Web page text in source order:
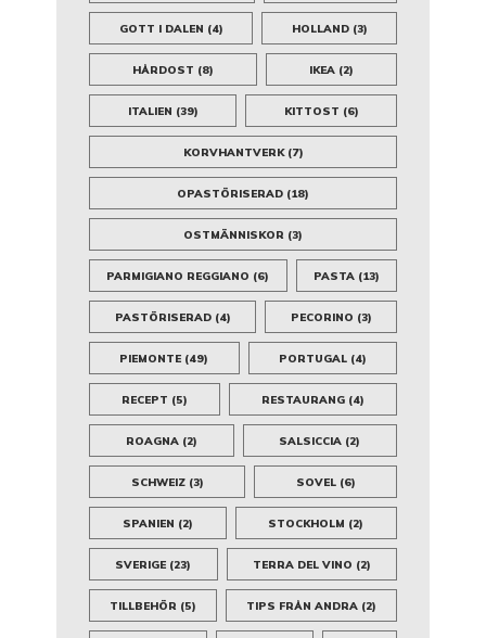
GOTT I DALEN (4) HOLLAND(3)
HÅRDOST (8) IKEA (2)
ITALIEN (39) KITTOST (6)
KORVHANTVERK(7)
OPASTÖRISERAD (18)
OSTMÄNNISKOR (3)
PARMIGIANO REGGIANO (6) PASTA(13)
PASTÖRISERAD(4) PECORINO (3)
PIEMONTE (49) PORTUGAL(4)
RECEPT (5) RESTAURANG (4)
ROAGNA(2) SALSICCIA (2)
SCHWEIZ(3) SOVEL(6)
SPANIEN (2) STOCKHOLM (2)
SVERIGE (23) TERRA DEL VINO (2)
TILLBEHÖR (5) TIPS FRÅN ANDRA (2)